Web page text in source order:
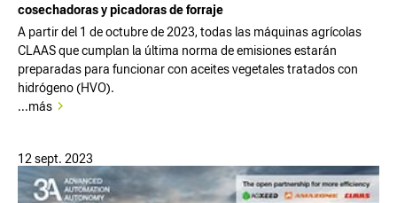
cosechadoras y picadoras de forraje
A partir del 1 de octubre de 2023, todas las máquinas agrícolas
CLAAS que cumplan la última norma de emisiones estarán
preparadas para funcionar con aceites vegetales tratados con
hidrógeno (HVO).
...más
12 sept. 2023